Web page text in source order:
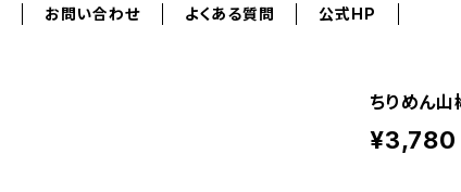
お問い合わせ よくある質問 公式HP
ちりめん山
¥3,780